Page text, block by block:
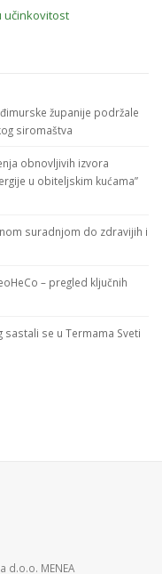
učinkovitost
županije podržale
siromaštva
obnovljivih izvora
u obiteljskim kućama”
suradnjom do zdravijih i
– pregled ključnih
se u Termama Sveti
d.o.o. MENEA